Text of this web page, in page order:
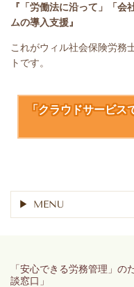
『「労働法に沿って」「
ムの導入支援』
これがウィル社会保険労務
トです。
「クラウドサービ
MENU
「安心できる労務管理」
談窓口」